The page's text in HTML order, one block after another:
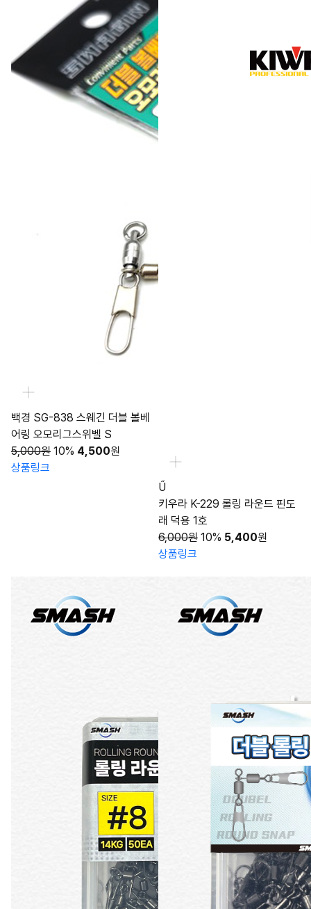
백경 SG-838 스웨긴 더블 볼베
어링 오모리그스위벨 S
5,000원 10% 4,500원
상품링크
Ű
키우라 K-229 롤링 라운드 핀도
래 덕용 1호
6,000원 10% 5,400원
상품링크